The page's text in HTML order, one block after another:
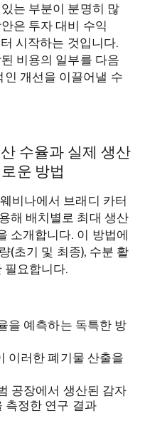
는 부분이 분명히 많
은 투자 대비 수익
시작하는 것입니다.
비용의 일부를 다음
개선을 이끌어낼 수
수율과 실제 생산
운 방법
비나에서 브래디 카터
해 배치별로 최대 생산
소개합니다. 이 방법에
(초기 및 최종), 수분 활
필요합니다.
을 예측하는 독특한 방
이러한 폐기물 산출을
공장에서 생산된 감자
측정한 연구 결과